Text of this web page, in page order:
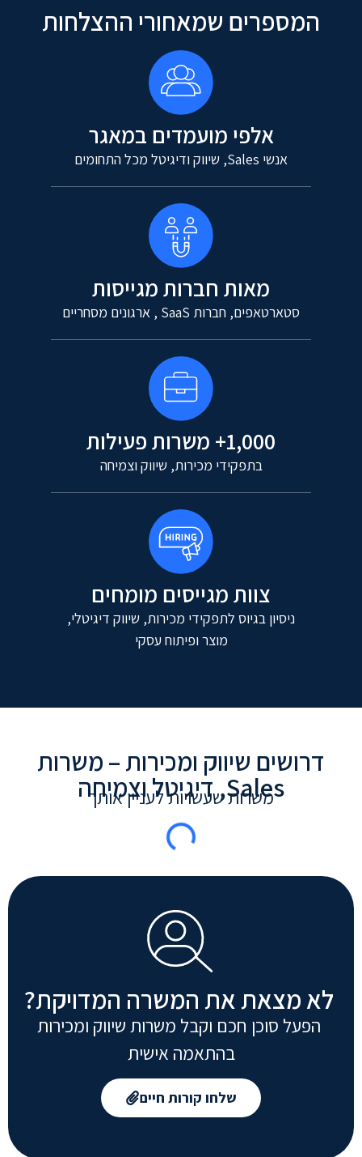
המספרים שמאחורי ההצלחות
אלפי מועמדים במאגר
אנשי Sales, שיווק ודיגיטל מכל התחומים
מאות חברות מגייסות
סטארטאפים, חברות SaaS , ארגונים מסחריים
1,000+ משרות פעילות
בתפקידי מכירות, שיווק וצמיחה
צוות מגייסים מומחים
ניסיון בגיוס לתפקידי מכירות, שיווק דיגיטלי,
מוצר ופיתוח עסקי
דרושים שיווק ומכירות – משרות
Sales, דיגיטל וצמיחה
משרות שעשויות לעניין אותך
לא מצאת את המשרה המדויקת?
הפעל סוכן חכם וקבל משרות שיווק ומכירות
בהתאמה אישית
שלחו קורות חיים